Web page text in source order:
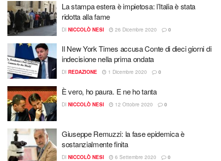
La stampa estera è impietosa: l’Italia è stata
ridotta alla fame
DI NICCOLÒ NESI 26 Dicembre 2020 0
Il New York Times accusa Conte di dieci giorni di
indecisione nella prima ondata
DI REDAZIONE 1 Dicembre 2020 0
È vero, ho paura. E ne ho tanta
DI NICCOLÒ NESI 12 Ottobre 2020 0
Giuseppe Remuzzi: la fase epidemica è
sostanzialmente finita
DI NICCOLÒ NESI 6 Settembre 2020 0